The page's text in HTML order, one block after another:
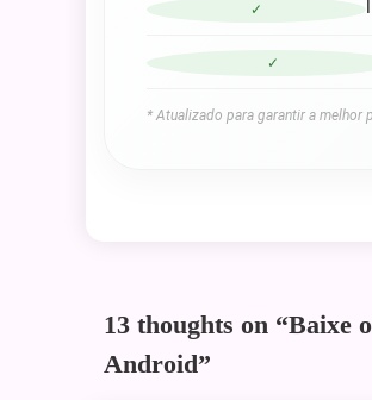
✓
✓
* Atualizado para garantir a melhor
13 thoughts on “Baixe
Android”